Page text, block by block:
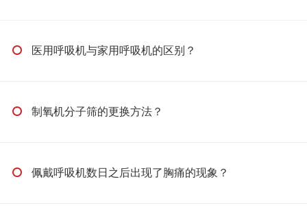
医用呼吸机与家用呼吸机的区别？
制氧机分子筛的更换方法？
佩戴呼吸机数日之后出现了胸痛的现象？